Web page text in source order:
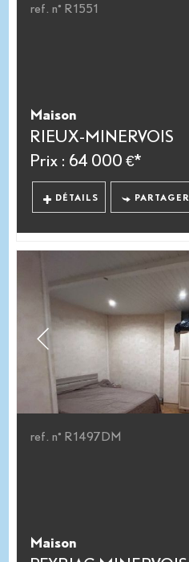
ref. n° R1551
Maison
RIEUX-MINERVOIS
Prix : 64 000 €*
DÉTAILS PARTAGER
ref. n° R1497DM
Maison